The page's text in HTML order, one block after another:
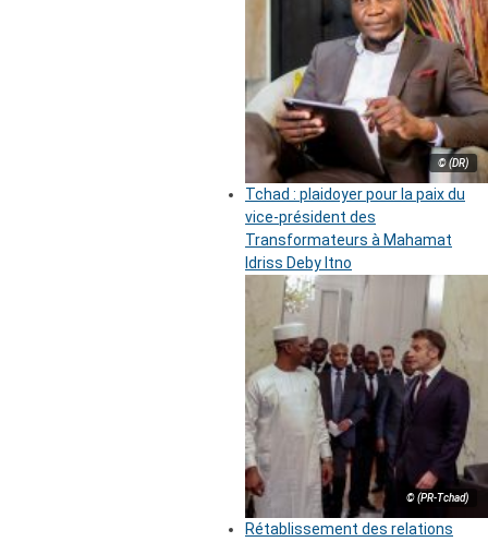
© (DR)
Tchad : plaidoyer pour la paix du
vice-président des
Transformateurs à Mahamat
Idriss Deby Itno
© (PR-Tchad)
Rétablissement des relations